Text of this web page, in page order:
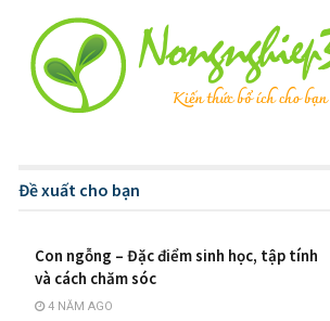
Đề xuất cho bạn
Con ngỗng – Đặc điểm sinh học, tập tính
và cách chăm sóc
4 NĂM AGO